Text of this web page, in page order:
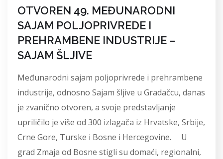
OTVOREN 49. MEĐUNARODNI
SAJAM POLJOPRIVREDE I
PREHRAMBENE INDUSTRIJE –
SAJAM ŠLJIVE
Međunarodni sajam poljoprivrede i prehrambene
industrije, odnosno Sajam šljive u Gradačcu, danas
je zvanično otvoren, a svoje predstavljanje
upriličilo je više od 300 izlagača iz Hrvatske, Srbije,
Crne Gore, Turske i Bosne i Hercegovine. U
grad Zmaja od Bosne stigli su domaći, regionalni,